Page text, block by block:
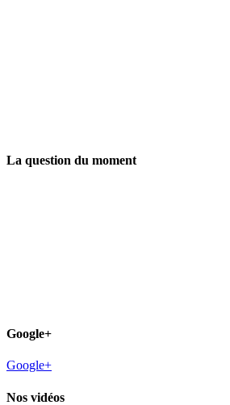
La question du moment
Google+
Google+
Nos vidéos